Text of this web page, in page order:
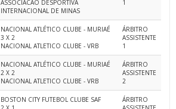
ASSOCIACAO DESPORTIVA
INTERNACIONAL DE MINAS
1
NACIONAL ATLÉTICO CLUBE - MURIAÉ
3 X 2
NACIONAL ATLETICO CLUBE - VRB
ÁRBITRO
ASSISTENTE
1
NACIONAL ATLÉTICO CLUBE - MURIAÉ
2 X 2
NACIONAL ATLETICO CLUBE - VRB
ÁRBITRO
ASSISTENTE
2
BOSTON CITY FUTEBOL CLUBE SAF
ÁRBITRO